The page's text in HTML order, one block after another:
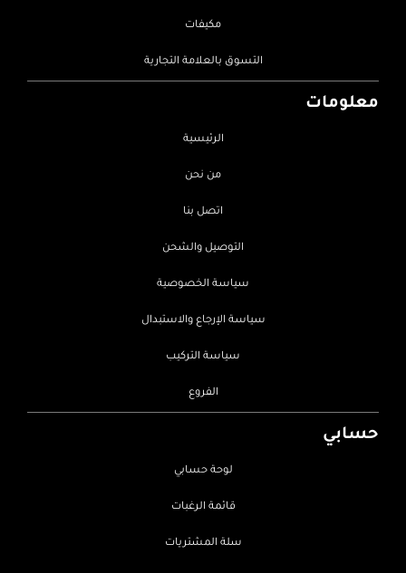
مكيفات
التسوق بالعلامة التجارية
معلومات
الرئيسية
من نحن
اتصل بنا
التوصيل والشحن
سياسة الخصوصية
سياسة الإرجاع والاستبدال
سياسة التركيب
الفروع
حسابي
لوحة حسابي
قائمة الرغبات
سلة المشتريات